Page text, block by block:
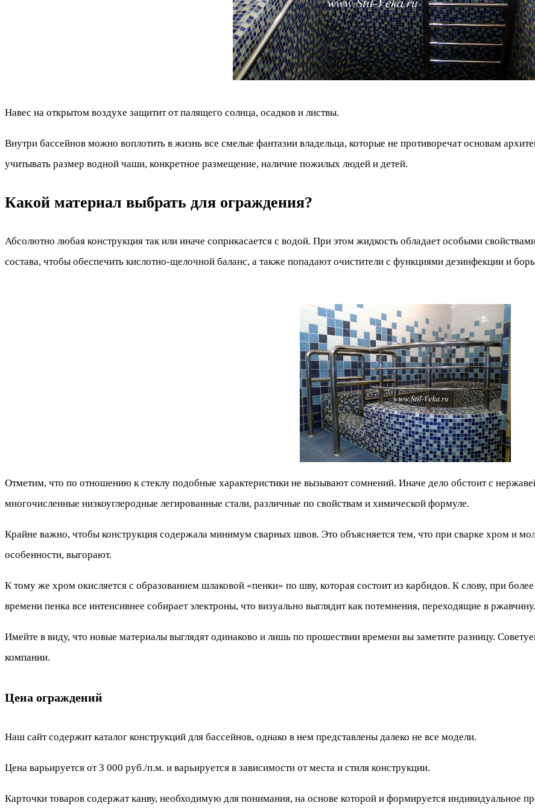
Навес на открытом воздухе защитит от палящего солнца, осадков и листвы.
Внутри бассейнов можно воплотить в жизнь все смелые фантазии владельца, которые не противоречат основам
учитывать размер водной чаши, конкретное размещение, наличие пожилых людей и детей.
Какой материал выбрать для ограждения?
Абсолютно любая конструкция так или иначе соприкасается с водой. При этом жидкость обладает особыми
состава, чтобы обеспечить кислотно-щелочной баланс, а также попадают очистители с функциями дезинфекции и
Отметим, что по отношению к стеклу подобные характеристики не вызывают сомнений. Иначе дело обстоит с
многочисленные низкоуглеродные легированные стали, различные по свойствам и химической формуле.
Крайне важно, чтобы конструкция содержала минимум сварных швов. Это объясняется тем, что при сварке хром и
особенности, выгорают.
К тому же хром окисляется с образованием шлаковой «пенки» по шву, которая состоит из карбидов. К слову, при
времени пенка все интенсивнее собирает электроны, что визуально выглядит как потемнения, переходящие в ржавчину.
Имейте в виду, что новые материалы выглядят одинаково и лишь по прошествии времени вы заметите разницу.
компании.
Цена ограждений
Наш сайт содержит каталог конструкций для бассейнов, однако в нем представлены далеко не все модели.
Цена варьируется от 3 000 руб./п.м. и варьируется в зависимости от места и стиля конструкции.
Карточки товаров содержат канву, необходимую для понимания, на основе которой и формируется индивидуальное